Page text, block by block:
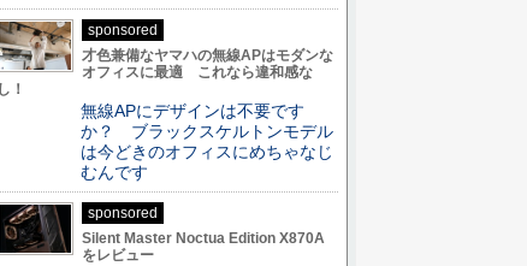
sponsored
才色兼備なヤマハの無線APはモダンな
オフィスに最適 これなら違和感な
し！
無線APにデザインは不要です
か？ ブラックスケルトンモデル
は今どきのオフィスにめちゃなじ
むんです
sponsored
Silent Master Noctua Edition X870A
をレビュー